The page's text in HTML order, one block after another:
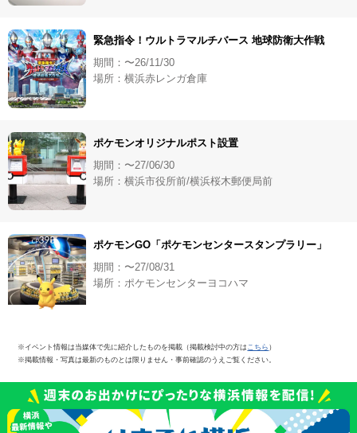
緊急指令！ウルトラマルチバース 地球防衛大作戦
期間：〜26/11/30
場所：横浜赤レンガ倉庫
ポケモンオリジナルポスト設置
期間：〜27/06/30
場所：横浜市役所前/横浜桜木郵便局前
ポケモンGO「ポケモンセンタースタンプラリー」
期間：〜27/08/31
場所：ポケモンセンターヨコハマ
※イベント情報は当媒体で先に紹介したものを掲載（掲載検討中の方は こちら ）
※掲載情報・写真は最新のものとは限りません・事前確認のうえご覧ください。